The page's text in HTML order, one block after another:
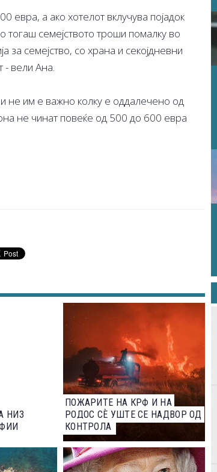
евра, а ако хотелот вклучува појадок
тогаш семејството троши помалку во
за семејство, со храна и секојдневни
- вели Ана.
не им е важно колку е оддалечено од
не чинат повеќе од 500 до 600 евра
НИЗ
ПОЖАРИТЕ НА КРФ И НА
РОДОС СЀ УШТЕ СЕ НАДВОР ОД
КОНТРОЛА